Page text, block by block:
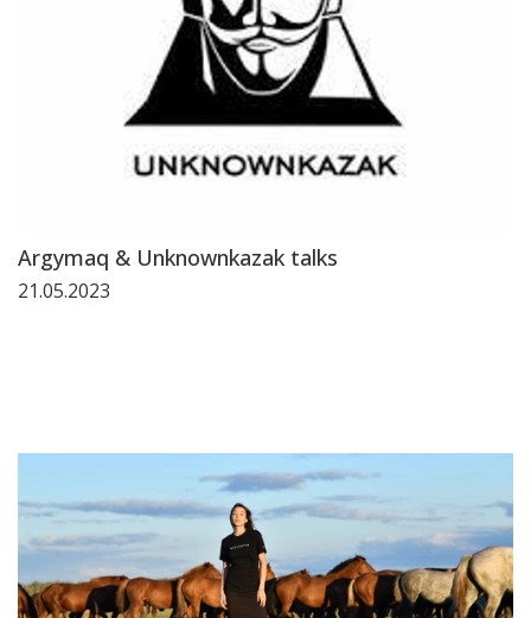
Argymaq & Unknownkazak talks
21.05.2023